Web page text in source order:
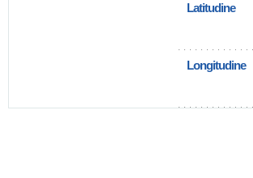
Latitudine
Longitudine